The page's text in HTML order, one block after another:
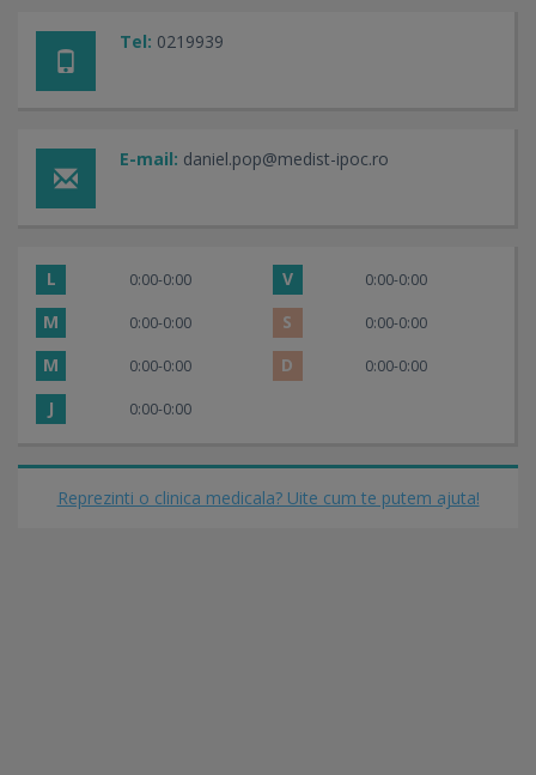
Tel: 0219939
E-mail: daniel.pop@medist-ipoc.ro
L 0:00-0:00 V 0:00-0:00
M 0:00-0:00 S 0:00-0:00
M 0:00-0:00 D 0:00-0:00
J 0:00-0:00
Reprezinti o clinica medicala? Uite cum te putem ajuta!